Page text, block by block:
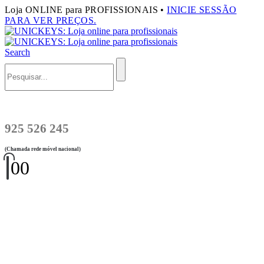
Loja ONLINE para PROFISSIONAIS •INICIE SESSÃO
PARA VER PREÇOS.
Search
925 526 245
(Chamada rede móvel nacional)
00